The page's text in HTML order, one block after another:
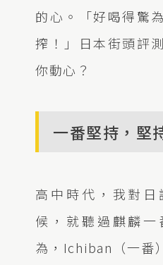
的心。「好喝得驚
搾！」日本街頭評
你動心？
一番堅持，堅
高中時代，我對
候，就聽過麒麟一
為，Ichiban（一番